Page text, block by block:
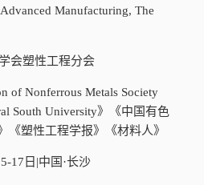
Manufacturing, The
会塑性工程分会
of Nonferrous Metals Society
South University》《中国有色
《塑性工程学报》《材料人》
17日|中国·长沙